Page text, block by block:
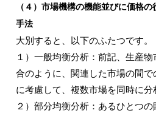
（４）市場機構の機能並びに価格
手法
大別すると、以下のふたつです
１）一般均衡分析：前記、生産
合のように、関連した市場の間
に考慮して、複数市場を同時に分
２）部分均衡分析：あるひとつ